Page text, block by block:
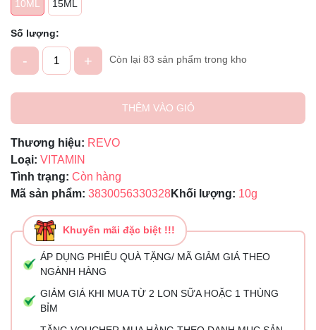
10ML
15ML
Số lượng:
- + Còn lại 83 sản phẩm trong kho
THÊM VÀO GIỎ
Thương hiệu: REVO
Loại: VITAMIN
Tình trạng: Còn hàng
Mã sản phẩm: 3830056330328Khối lượng: 10g
Khuyến mãi đặc biệt !!!
ÁP DỤNG PHIẾU QUÀ TẶNG/ MÃ GIẢM GIÁ THEO
NGÀNH HÀNG
GIẢM GIÁ KHI MUA TỪ 2 LON SỮA HOẶC 1 THÙNG
BỈM